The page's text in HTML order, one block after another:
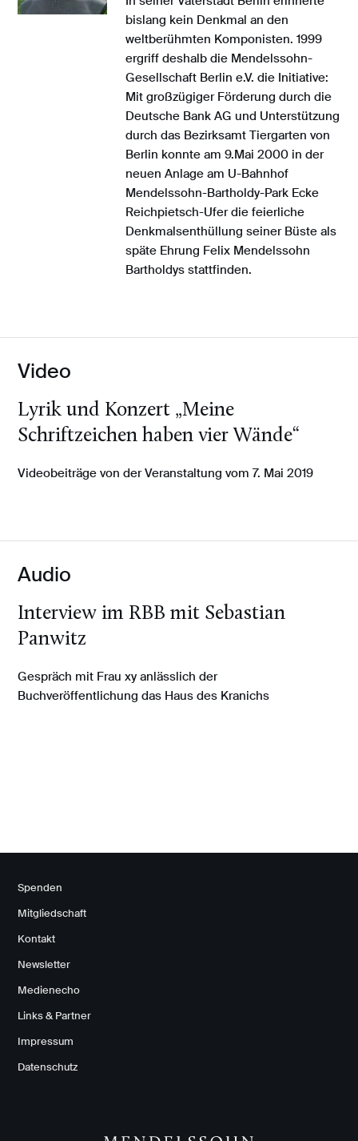
bislang kein Denkmal an den
weltberühmten Komponisten. 1999
ergriff deshalb die Mendelssohn-
Gesellschaft Berlin e.V. die Initiative:
Mit großzügiger Förderung durch die
Deutsche Bank AG und Unterstützung
durch das Bezirksamt Tiergarten von
Berlin konnte am 9.Mai 2000 in der
neuen Anlage am U-Bahnhof
Mendelssohn-Bartholdy-Park Ecke
Reichpietsch-Ufer die feierliche
Denkmalsenthüllung seiner Büste als
späte Ehrung Felix Mendelssohn
Bartholdys stattfinden.
Video
Lyrik und Konzert „Meine
Schriftzeichen haben vier Wände“
Videobeiträge von der Veranstaltung vom 7. Mai 2019
Audio
Interview im RBB mit Sebastian
Panwitz
Gespräch mit Frau xy anlässlich der
Buchveröffentlichung das Haus des Kranichs
Spenden
Mitgliedschaft
Kontakt
Newsletter
Medienecho
Links & Partner
Impressum
Datenschutz